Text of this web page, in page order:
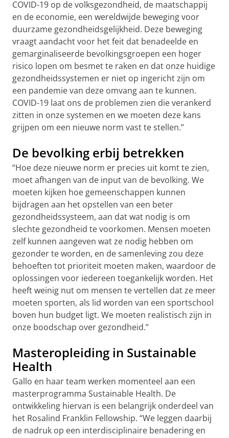
COVID-19 op de volksgezondheid, de maatschappij
en de economie, een wereldwijde beweging voor
duurzame gezondheidsgelijkheid. Deze beweging
vraagt aandacht voor het feit dat benadeelde en
gemarginaliseerde bevolkingsgroepen een hoger
risico lopen om besmet te raken en dat onze huidige
gezondheidssystemen er niet op ingericht zijn om
een pandemie van deze omvang aan te kunnen.
COVID-19 laat ons de problemen zien die verankerd
zitten in onze systemen en we moeten deze kans
grijpen om een nieuwe norm vast te stellen.”
De bevolking erbij betrekken
“Hoe deze nieuwe norm er precies uit komt te zien,
moet afhangen van de input van de bevolking. We
moeten kijken hoe gemeenschappen kunnen
bijdragen aan het opstellen van een beter
gezondheidssysteem, aan dat wat nodig is om
slechte gezondheid te voorkomen. Mensen moeten
zelf kunnen aangeven wat ze nodig hebben om
gezonder te worden, en de samenleving zou deze
behoeften tot prioriteit moeten maken, waardoor de
oplossingen voor iedereen toegankelijk worden. Het
heeft weinig nut om mensen te vertellen dat ze meer
moeten sporten, als lid worden van een sportschool
boven hun budget ligt. We moeten realistisch zijn in
onze boodschap over gezondheid.”
Masteropleiding in Sustainable
Health
Gallo en haar team werken momenteel aan een
masterprogramma Sustainable Health. De
ontwikkeling hiervan is een belangrijk onderdeel van
het Rosalind Franklin Fellowship. “We leggen daarbij
de nadruk op een interdisciplinaire benadering en